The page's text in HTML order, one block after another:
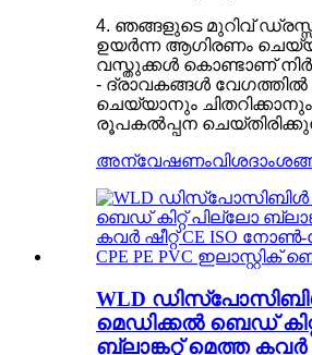
4. ഞങ്ങളുടെ മുറിവ്
ഉയർന്ന ആഗിരണം
വസ്തുക്കൾ കൊണ്ടാണ്
- ദ്രാവകങ്ങൾ
ചെയ്യാനും ചിതറിക്കാനും
രൂപകൽപ്പന
അന്വേഷണം
WLD
മെഡിക്കൽ ബെഡ്
ബ്ലാങ്കറ്റ് മെത്ത കവർ